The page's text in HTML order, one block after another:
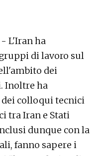
- L'Iran ha
di lavoro sul
dei
Inoltre ha
colloqui tecnici
tra Iran e Stati
dunque con la
fanno sapere i